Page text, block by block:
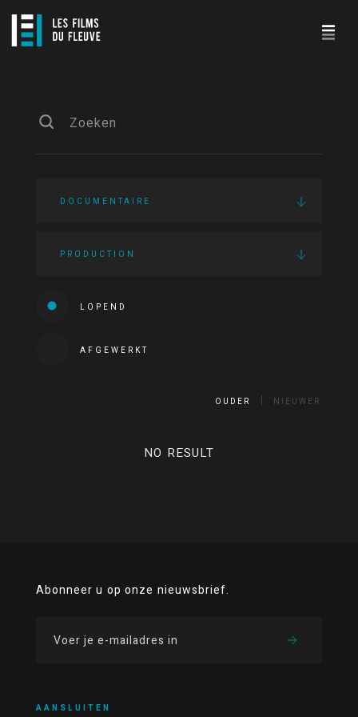
DOCUMENTAIRE
PRODUCTION
LOPEND
AFGEWERKT
OUDER NIEUWER
NO RESULT
Abonneer u op onze nieuwsbrief.
AANSLUITEN